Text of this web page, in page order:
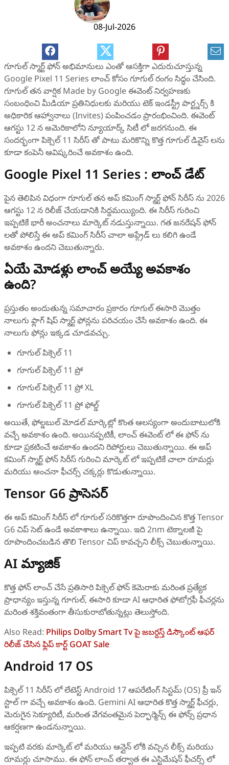
08-Jul-2026
గూగుల్ స్మార్ట్‌ ఫోన్ అభిమానులు ఎంతో ఆసక్తిగా ఎదురుచూస్తున్న
Google Pixel 11 Series లాంచ్‌ కోసం గూగుల్ రంగం సిద్ధం చేసింది.
గూగుల్ తన వార్షిక Made by Google ఈవెంట్ నిర్వహణకు
సంబంధించి మీడియా ప్రతినిధులకు మరియు టెక్ ఇండస్ట్రీ పార్ట్నర్స్ కి
అధికారిక ఆహ్వానాలు (Invites) పంపించడం ప్రారంభించింది. ఈవెంట్
ఆగస్టు 12 న అమెరికాలోని న్యూయార్క్ సిటీ లో జరగనుంది. ఈ
సందర్భంగా పిక్సెల్ 11 సిరీస్‌ తో పాటు మరికొన్ని కొత్త గూగుల్ డివైస్‌ లను
కూడా కంపెనీ ఆవిష్కరించే అవకాశం ఉంది.
Google Pixel 11 Series : లాంచ్ డేట్
పైన తెలిపిన విధంగా గూగుల్ తన అప్ కమింగ్ స్మార్ట్ ఫోన్ సిరీస్ ను 2026
ఆగస్టు 12 న రిలీజ్ చేయడానికి సిద్దమయ్యింది. ఈ సిరీస్ గురించి
ఇప్పటికే భారీ అంచనాలు మార్కెట్ నడుస్తున్నాయి. గత జనరేషన్ ఫోన్
లతో పోలిస్తే ఈ అప్ కమింగ్ సిరీస్ చాలా అప్గ్రేడ్ లు కలిగి ఉండే
అవకాశం ఉందని చెబుతున్నారు.
ఏయే మోడళ్లు లాంచ్ అయ్యే అవకాశం
ఉంది?
ప్రస్తుతం అందుతున్న సమాచారం ప్రకారం గూగుల్ ఈసారి మొత్తం
నాలుగు ఫ్లాగ్‌ షిప్ స్మార్ట్‌ ఫోన్లను పరిచయం చేసే అవకాశం ఉంది. ఈ
నాలుగు ఫోన్లు ఇక్కడ చూడవచ్చు.
గూగుల్ పిక్సెల్ 11
గూగుల్ పిక్సెల్ 11 ప్రో
గూగుల్ పిక్సెల్ 11 ప్రో XL
గూగుల్ పిక్సెల్ 11 ప్రో ఫోల్డ్
అయితే, ఫోల్డబుల్ మోడల్ మార్కెట్లో కొంత ఆలస్యంగా అందుబాటులోకి
వచ్చే అవకాశం ఉంది. అయినప్పటికీ, లాంచ్ ఈవెంట్‌ లో ఈ ఫోన్ ను
కూడా ప్రకటించే అవకాశం ఉందని రిపోర్టులు చెబుతున్నాయి. ఈ అప్
కమింగ్ స్మార్ట్ ఫోన్ సిరీస్ గురించి మార్కెట్ లో ఇప్పటికే చాలా రూమర్లు
మరియు అంచనా ఫీచర్స్ చక్కర్లు కొడుతున్నాయి.
Tensor G6 ప్రాసెసర్
ఈ అప్ కమింగ్ సిరీస్ లో గూగుల్ సరికొత్తగా రూపొందించిన కొత్త Tensor
G6 చిప్‌ సెట్ ఉండే అవకాశాలు ఉన్నాయి. ఇది 2nm టెక్నాలజీ పై
రూపొందించబడిన తొలి Tensor చిప్ కావచ్చని లీక్స్ చెబుతున్నాయి.
AI మ్యాజిక్
కొత్త ఫోన్ లాంచ్ చేసే ప్రతిసారి పిక్సెల్ ఫోన్‌ కెమెరాకు మరింత ప్రత్యేక
ప్రాధాన్యం ఇస్తున్న గూగుల్, ఈసారి కూడా AI ఆధారిత ఫోటోగ్రఫీ ఫీచర్లను
మరింత శక్తివంతంగా తీసుకురాబోతున్నట్లు తెలుస్తోంది.
Also Read: Philips Dolby Smart Tv పై జబర్దస్త్ డిస్కౌంట్ ఆఫర్
రిలీజ్ చేసిన ఫ్లిప్ కార్ట్ GOAT Sale
Android 17 OS
పిక్సెల్ 11 సిరీస్‌ లో లేటెస్ట్ Android 17 ఆపరేటింగ్ సిస్టమ్ (OS) ప్రీ ఇన్‌
స్టాల్‌ గా వచ్చే అవకాశం ఉంది. Gemini AI ఆధారిత కొత్త స్మార్ట్ ఫీచర్లు,
మెరుగైన సెక్యూరిటీ, మరింత వేగవంతమైన పెర్ఫార్మెన్స్ ఈ ఫోన్స్ ప్రధాన
ఆకర్షణగా ఉండనున్నాయి.
ఇప్పటి వరకు మార్కెట్ లో మరియు ఆన్లైన్ లోకి వచ్చిన లీక్స్ మరియు
రూమర్లు చూసాము. ఈ ఫోన్ లాంచ్ తర్వాత ఈ ఎస్టిమేషన్ ఫీచర్స్ లో